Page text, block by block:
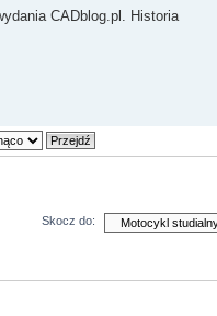
CADblog.pl. Historia
Skocz do: